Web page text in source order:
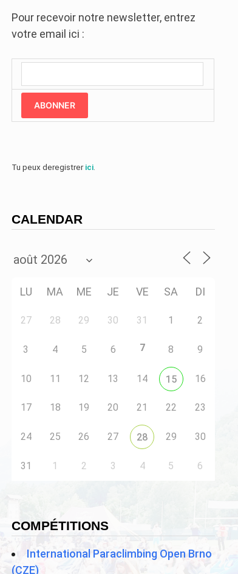
Pour recevoir notre newsletter, entrez
votre email ici :
ABONNER
Tu peux deregistrerici.
CALENDAR
LU MA ME JE VE SA DI
27 28 29 30 31 1 2
3 4 5 6 7 8 9
10 11 12 13 14 15 16
17 18 19 20 21 22 23
24 25 26 27 28 29 30
31 1 2 3 4 5 6
COMPÉTITIONS
International Paraclimbing Open Brno
(CZE)